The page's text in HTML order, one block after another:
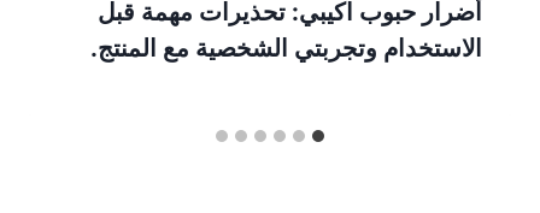
أضرار حبوب اكيبي: تحذيرات مهمة قبل
الاستخدام وتجربتي الشخصية مع المنتج.